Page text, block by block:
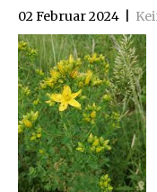
02 Februar 2024